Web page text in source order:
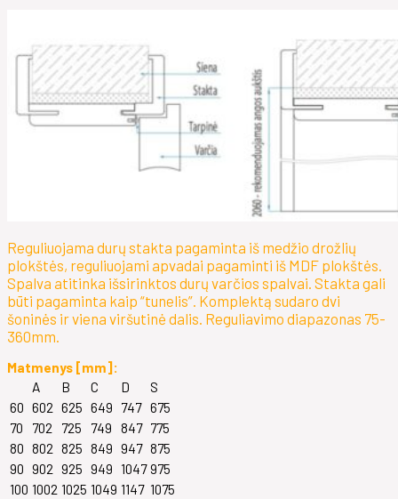
Reguliuojama durų stakta pagaminta iš medžio drožlių
plokštės, reguliuojami apvadai pagaminti iš MDF plokštės.
Spalva atitinka išsirinktos durų varčios spalvai. Stakta gali
būti pagaminta kaip “tunelis”. Komplektą sudaro dvi
šoninės ir viena viršutinė dalis. Reguliavimo diapazonas 75-
360mm.
Matmenys [mm]:
A
B C D
S
60 602 625 649 747 675
70
702 725 749 847 775
80 802 825 849 947 875
90 902 925 949 1047 975
100 1002 1025 1049 1147 1075